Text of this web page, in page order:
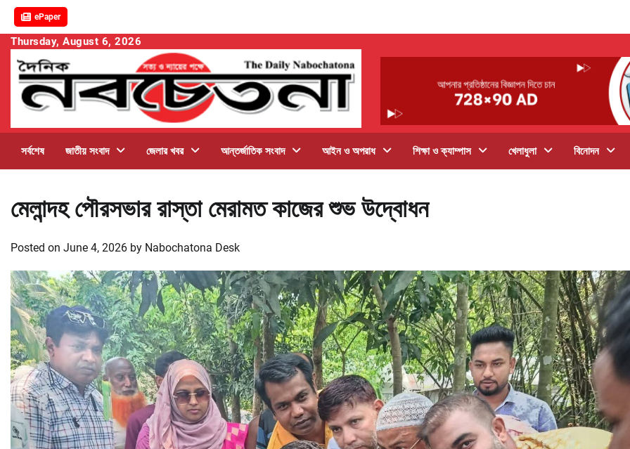
ePaper
Skip
content
Thursday, August 6, 2026
সর্বশেষ জাতীয় সংবাদ জেলার খবর আন্তর্জাতিক সংবাদ আইন ও অপরাধ শিক্ষা ও ক্যাম্পাস খেলাধুলা বিনোদন
মেলান্দহ পৌরসভার রাস্তা মেরামত কাজের শুভ উদ্বোধন
Posted on June 4, 2026 by Nabochatona Desk